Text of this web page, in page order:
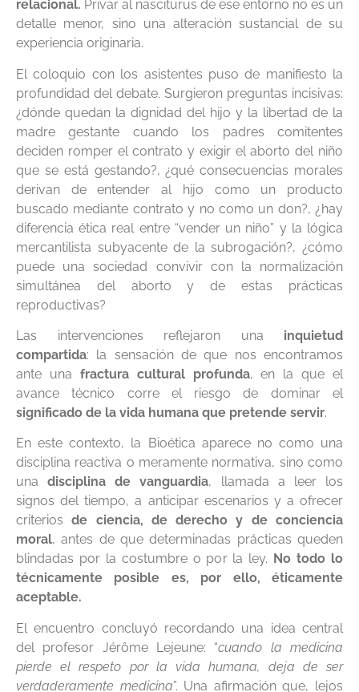
relacional. Privar al nasciturus de ese entorno no es un
detalle menor, sino una alteración sustancial de su
experiencia originaria.
El coloquio con los asistentes puso de manifiesto la
profundidad del debate. Surgieron preguntas incisivas:
¿dónde quedan la dignidad del hijo y la libertad de la
madre gestante cuando los padres comitentes
deciden romper el contrato y exigir el aborto del niño
que se está gestando?, ¿qué consecuencias morales
derivan de entender al hijo como un producto
buscado mediante contrato y no como un don?, ¿hay
diferencia ética real entre “vender un niño” y la lógica
mercantilista subyacente de la subrogación?, ¿cómo
puede una sociedad convivir con la normalización
simultánea del aborto y de estas prácticas
reproductivas?
Las intervenciones reflejaron una inquietud
compartida: la sensación de que nos encontramos
ante una fractura cultural profunda, en la que el
avance técnico corre el riesgo de dominar el
significado de la vida humana que pretende servir.
En este contexto, la Bioética aparece no como una
disciplina reactiva o meramente normativa, sino como
unadisciplina de vanguardia, llamada a leer los
signos del tiempo, a anticipar escenarios y a ofrecer
criteriosde ciencia, de derecho y de conciencia
moral, antes de que determinadas prácticas queden
blindadas por la costumbre o por la ley. No todo lo
técnicamente posible es, por ello, éticamente
aceptable.
El encuentro concluyó recordando una idea central
del profesor Jérôme Lejeune: “cuando la medicina
pierde el respeto por la vida humana, deja de ser
verdaderamente medicina”. Una afirmación que, lejos